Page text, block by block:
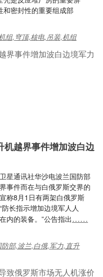
和密封性的重要组成部
组,穹顶,核电,吊装,机组
越界事件增加波白边
星通讯社华沙电波兰国防部
事件而在与白俄罗斯交界的
称8月1日有两架白俄罗斯
长指示增加边境军人人
内的装备。”公告指出……
防部,波兰,白俄,军力,直升